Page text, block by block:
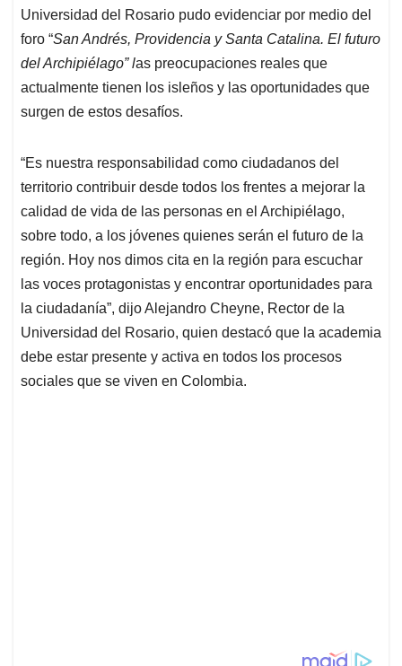
Universidad del Rosario pudo evidenciar por medio del
foro “San Andrés, Providencia y Santa Catalina. El futuro
del Archipiélago” las preocupaciones reales que
actualmente tienen los isleños y las oportunidades que
surgen de estos desafíos.
“Es nuestra responsabilidad como ciudadanos del
territorio contribuir desde todos los frentes a mejorar la
calidad de vida de las personas en el Archipiélago,
sobre todo, a los jóvenes quienes serán el futuro de la
región. Hoy nos dimos cita en la región para escuchar
las voces protagonistas y encontrar oportunidades para
la ciudadanía”, dijo Alejandro Cheyne, Rector de la
Universidad del Rosario, quien destacó que la academia
debe estar presente y activa en todos los procesos
sociales que se viven en Colombia.